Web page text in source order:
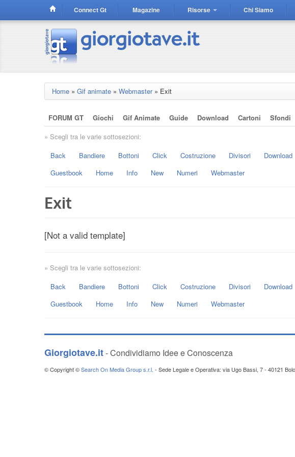
Connect Gt Magazine Risorse Chi Siamo
Home » Gif animate » Webmaster» Exit
FORUM GT Giochi Gif Animate Guide Download Cartoni Sfondi
» Scegli tra le varie sottosezioni:
Back
Bandiere Bottoni Click Costruzione Divisori Download
Guestbook
Home Info New Numeri Webmaster
Exit
[Not a valid template]
» Scegli tra le varie sottosezioni:
Back
Bandiere Bottoni Click Costruzione Divisori Download
Guestbook
Home Info New Numeri Webmaster
Giorgiotave.it- Condividiamo Idee e Conoscenza
© Copyright ©Search On Media Group s.r.l. - Sede Legale e Operativa: via Ugo Bassi, 7 - 40121